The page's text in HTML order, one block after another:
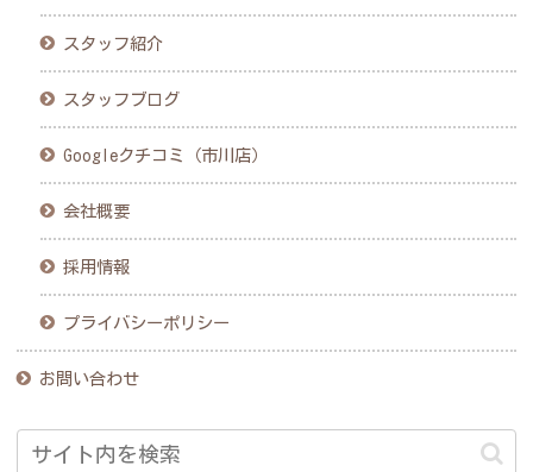
スタッフ紹介
スタッフブログ
Googleクチコミ（市川店）
会社概要
採用情報
プライバシーポリシー
お問い合わせ